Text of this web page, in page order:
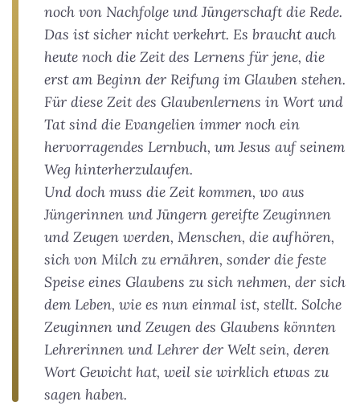
noch von Nachfolge und Jüngerschaft die Rede.
Das ist sicher nicht verkehrt. Es braucht auch
heute noch die Zeit des Lernens für jene, die
erst am Beginn der Reifung im Glauben stehen.
Für diese Zeit des Glaubenlernens in Wort und
Tat sind die Evangelien immer noch ein
hervorragendes Lernbuch, um Jesus auf seinem
Weg hinterherzulaufen.
Und doch muss die Zeit kommen, wo aus
Jüngerinnen und Jüngern gereifte Zeuginnen
und Zeugen werden, Menschen, die aufhören,
sich von Milch zu ernähren, sonder die feste
Speise eines Glaubens zu sich nehmen, der sich
dem Leben, wie es nun einmal ist, stellt. Solche
Zeuginnen und Zeugen des Glaubens könnten
Lehrerinnen und Lehrer der Welt sein, deren
Wort Gewicht hat, weil sie wirklich etwas zu
sagen haben.